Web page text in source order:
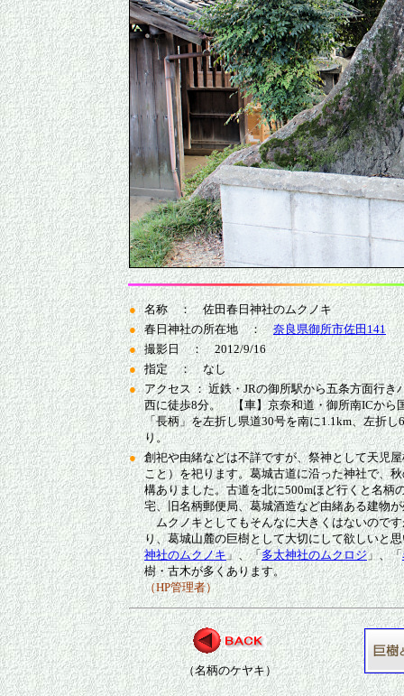
●
名称 ： 佐田春日神社のムクノキ
● 春日神社の所在地 ：奈良県御所市佐田141
● 撮影日 ： 2012/9/16
● 指定 ： なし
● アクセス ： 近鉄・JRの御所駅から五条方面行き
西に徒歩8分。 【車】京奈和道・御所南ICから
「長柄」を左折し県道30号を南に1.1km、左折し
り。
● 創祀や由緒などは不詳ですが、祭神として天児
こと）を祀ります。葛城古道に沿った神社で、
構ありました。古道を北に500mほど行くと名柄
宅、旧名柄郵便局、葛城酒造など由緒ある建物
ムクノキとしてもそんなに大きくはないのです
り、葛城山麓の巨樹として大切にして欲しいと
神社のムクノキ」、「多太神社のムクロジ」、「
樹・古木が多くあります。
（HP管理者）
（名柄のケヤキ）